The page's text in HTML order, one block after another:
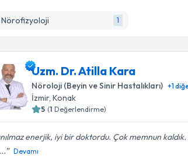
Nörofizyoloji 1
Uzm. Dr. Atilla Kara
Nöroloji (Beyin ve Sinir Hastalıkları) +1
İzmir, Konak
5 (1 Değerlendirme)
enerjik, iyi bir doktordu. Çok memnun
Devamı